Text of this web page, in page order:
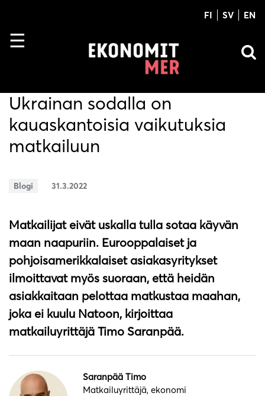
FI SV EN
Ukrainan sodalla on
kauaskantoisia vaikutuksia
matkailuun
Blogi 31.3.2022
Matkailijat eivät uskalla tulla sotaa käyvän
maan naapuriin. Eurooppalaiset ja
pohjoisamerikkalaiset asiakasyritykset
ilmoittavat myös suoraan, että heidän
asiakkaitaan pelottaa matkustaa maahan,
joka ei kuulu Natoon, kirjoittaa
matkailuyrittäjä Timo Saranpää.
Saranpää Timo
Matkailuyrittäjä, ekonomi